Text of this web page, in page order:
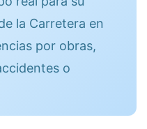
la Carretera en
por obras,
o